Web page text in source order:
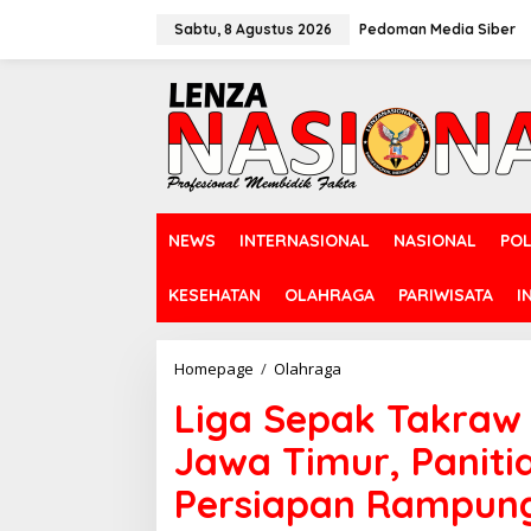
Sabtu, 8 Agustus 2026 Pedoman Media Siber
NEWS INTERNASIONAL NASIONAL
KESEHATAN OLAHRAGA PARIWISATA
Homepage / Olahraga
g
a
S
e
p
a
Liga Sepak
Jawa Timur,
Persiapan